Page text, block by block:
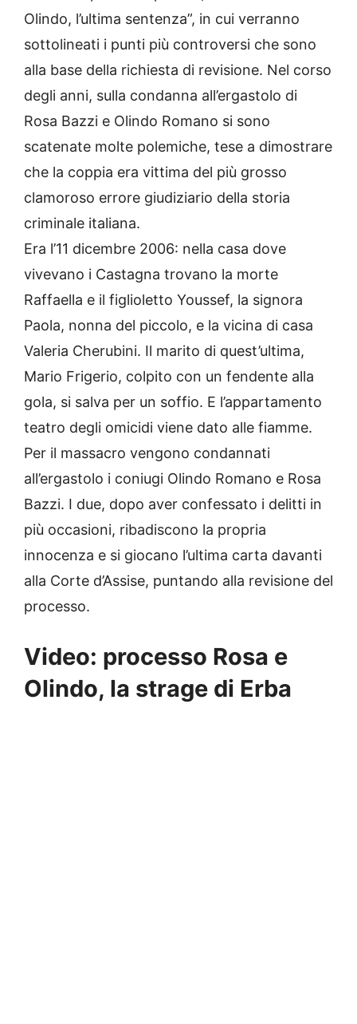
Olindo, l’ultima sentenza”, in cui verranno
sottolineati i punti più controversi che sono
alla base della richiesta di revisione. Nel corso
degli anni, sulla condanna all’ergastolo di
Rosa Bazzi e Olindo Romano si sono
scatenate molte polemiche, tese a dimostrare
che la coppia era vittima del più grosso
clamoroso errore giudiziario della storia
criminale italiana.
Era l’11 dicembre 2006: nella casa dove
vivevano i Castagna trovano la morte
Raffaella e il figlioletto Youssef, la signora
Paola, nonna del piccolo, e la vicina di casa
Valeria Cherubini. Il marito di quest’ultima,
Mario Frigerio, colpito con un fendente alla
gola, si salva per un soffio. E l’appartamento
teatro degli omicidi viene dato alle fiamme.
Per il massacro vengono condannati
all’ergastolo i coniugi Olindo Romano e Rosa
Bazzi. I due, dopo aver confessato i delitti in
più occasioni, ribadiscono la propria
innocenza e si giocano l’ultima carta davanti
alla Corte d’Assise, puntando alla revisione del
processo.
Video: processo Rosa e
Olindo, la strage di Erba